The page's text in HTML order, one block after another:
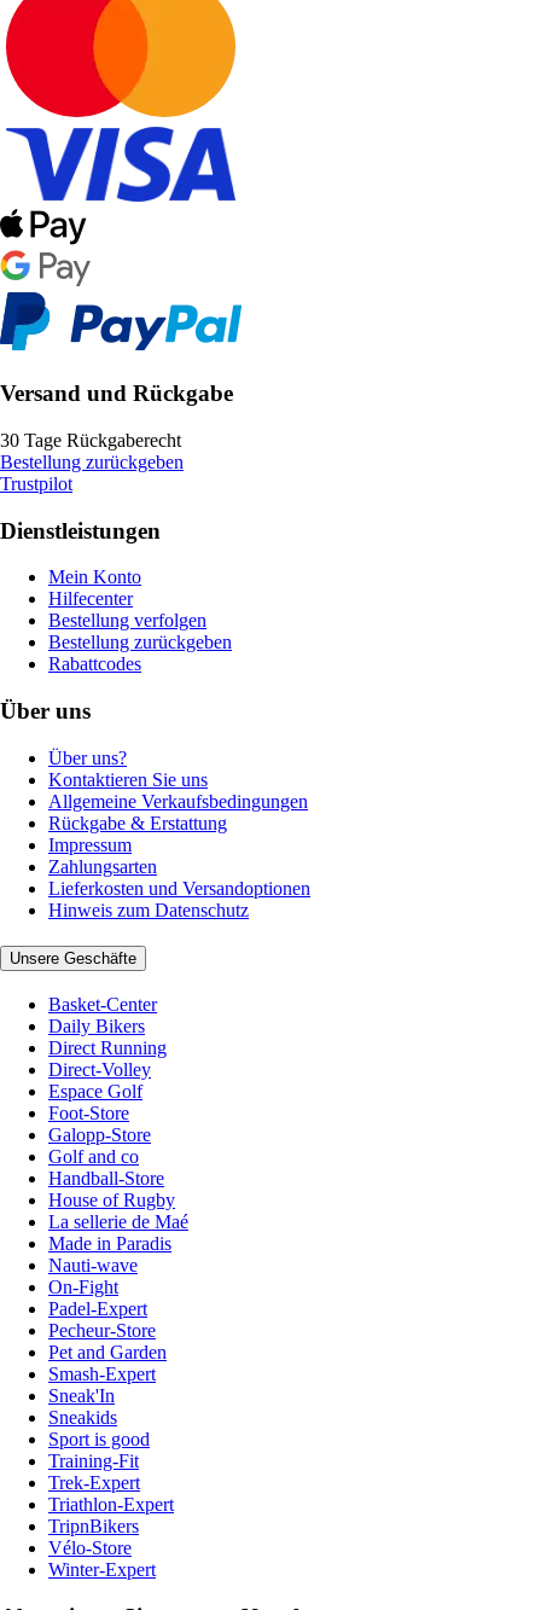
Versand und Rückgabe
30 Tage Rückgaberecht
Bestellung zurückgeben
Trustpilot
Dienstleistungen
Mein Konto
Hilfecenter
Bestellung verfolgen
Bestellung zurückgeben
Rabattcodes
Über uns
Über uns?
Kontaktieren Sie uns
Allgemeine Verkaufsbedingungen
Rückgabe & Erstattung
Impressum
Zahlungsarten
Lieferkosten und Versandoptionen
Hinweis zum Datenschutz
Unsere Geschäfte
Basket-Center
Daily Bikers
Direct Running
Direct-Volley
Espace Golf
Foot-Store
Galopp-Store
Golf and co
Handball-Store
House of Rugby
La sellerie de Maé
Made in Paradis
Nauti-wave
On-Fight
Padel-Expert
Pecheur-Store
Pet and Garden
Smash-Expert
Sneak'In
Sneakids
Sport is good
Training-Fit
Trek-Expert
Triathlon-Expert
TripnBikers
Vélo-Store
Winter-Expert